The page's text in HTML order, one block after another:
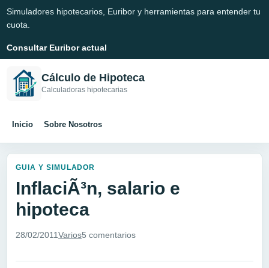
Simuladores hipotecarios, Euribor y herramientas para entender tu
cuota.
Consultar Euribor actual
Cálculo de Hipoteca
Calculadoras hipotecarias
Inicio Sobre Nosotros
GUIA Y SIMULADOR
InflaciÃ³n, salario e
hipoteca
28/02/2011Varios5 comentarios